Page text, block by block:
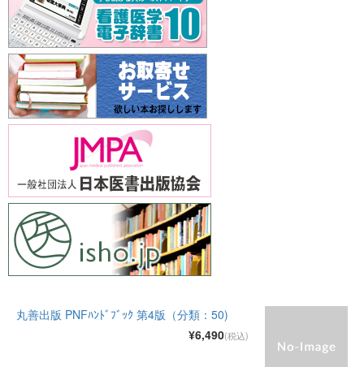
丸善出版 PNFﾊﾝﾄﾞﾌﾞｯｸ 第4版（分類：50)
¥6,490(税込)